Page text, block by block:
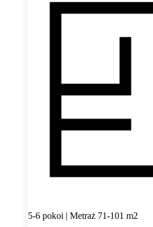
5-6 pokoi | Metraż 71-101 m2